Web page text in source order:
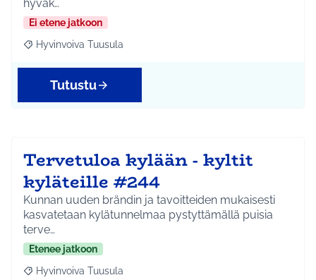
hyväk…
Ei etene jatkoon
Rajaa tulokset aihepiirin mukaan: Hyvinvoiva Tuusula
Hyvinvoiva Tuusula
Tutustu
Tervetuloa kylään - kyltit
kyläteille #244
Kunnan uuden brändin ja tavoitteiden mukaisesti
kasvatetaan kylätunnelmaa pystyttämällä puisia
terve…
Etenee jatkoon
Rajaa tulokset aihepiirin mukaan: Hyvinvoiva Tuusula
Hyvinvoiva Tuusula